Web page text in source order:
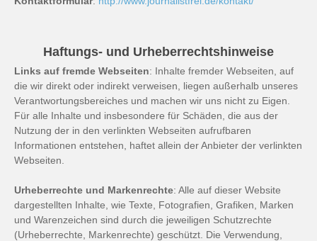
Haftungs- und Urheberrechtshinweise
Links auf fremde Webseiten: Inhalte fremder Webseiten, auf
die wir direkt oder indirekt verweisen, liegen außerhalb unseres
Verantwortungsbereiches und machen wir uns nicht zu Eigen.
Für alle Inhalte und insbesondere für Schäden, die aus der
Nutzung der in den verlinkten Webseiten aufrufbaren
Informationen entstehen, haftet allein der Anbieter der verlinkten
Webseiten.
Urheberrechte und Markenrechte: Alle auf dieser Website
dargestellten Inhalte, wie Texte, Fotografien, Grafiken, Marken
und Warenzeichen sind durch die jeweiligen Schutzrechte
(Urheberrechte, Markenrechte) geschützt. Die Verwendung,